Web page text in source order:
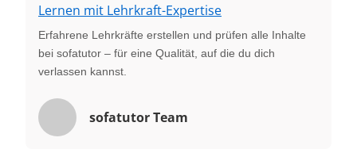
Lernen mit Lehrkraft-Expertise
Erfahrene Lehrkräfte erstellen und prüfen alle Inhalte
bei sofatutor – für eine Qualität, auf die du dich
verlassen kannst.
sofatutor Team